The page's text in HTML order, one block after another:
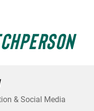
& Social Media